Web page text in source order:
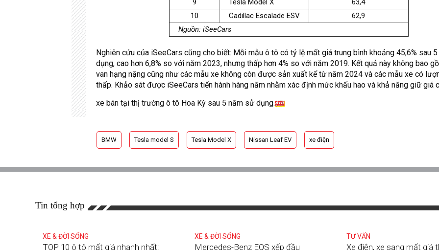
9
Tesla Model X
63,4
10
Cadillac Escalade ESV
62,9
Nguồn: iSeeCars
Nghiên cứu của iSeeCars cũng cho biết: Mỗi mẫu ô tô có tỷ lệ mất giá trung bình khoảng 45,6% sau
dụng, cao hơn 6,8% so với năm 2023, nhưng thấp hơn 4% so với năm 2019. Kết quả này không bao
van hạng nặng cũng như các mẫu xe không còn được sản xuất kể từ năm 2024 và các mẫu xe có
thấp. Khảo sát được iSeeCars tiến hành hàng năm nhằm xác định mức khấu hao và khả năng giữ giá
xe bán tại thị trường ô tô Hoa Kỳ sau 5 năm sử dụng.
BMW Tesla model S Tesla Model X Nissan Leaf EV xe điện
Tin tổng hợp
XE & ĐỜI SỐNG
TOP 10 ô tô mất giá nhanh nhất:
XE & ĐỜI SỐNG
Mercedes-Benz EQS xếp đầu
TƯ VẤN
Xe điện, xe sang mất giá